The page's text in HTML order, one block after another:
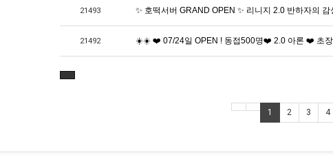
21493 ✨ 호떡서버 GRAND OPEN ✨ 리니지 2.0 반하자의 감
21492 ☀️☀️ ❤️ 07/24일 OPEN ! 동접500명❤️ 2.0 아론 ❤️ 초
1 2 3 4